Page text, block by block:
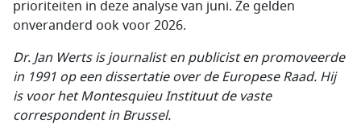
prioriteiten in deze analyse van juni. Ze gelden
onveranderd ook voor 2026.
Dr. Jan Werts is journalist en publicist en promoveerde
in 1991 op een dissertatie over de Europese Raad. Hij
is voor het Montesquieu Instituut de vaste
correspondent in Brussel.